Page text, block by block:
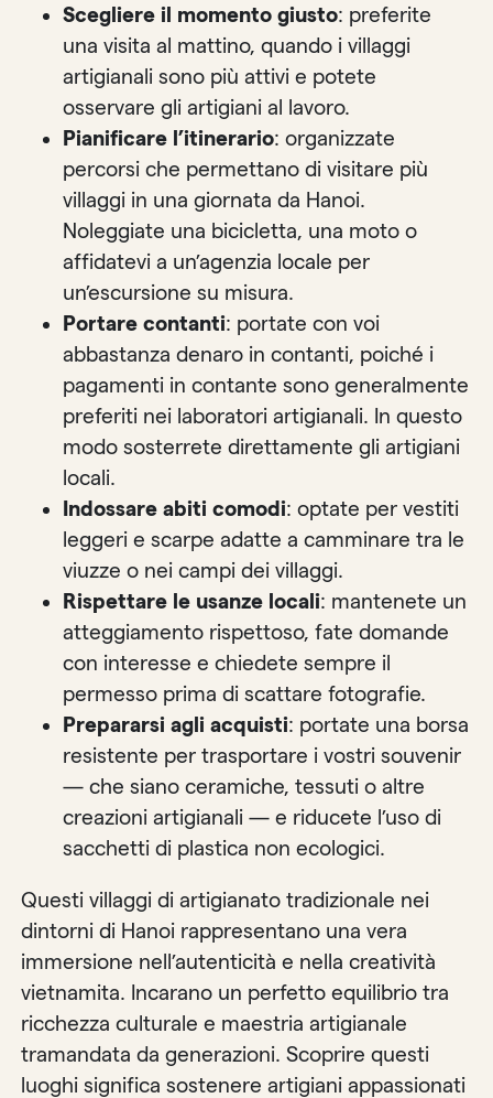
Scegliere il momento giusto: preferite
una visita al mattino, quando i villaggi
artigianali sono più attivi e potete
osservare gli artigiani al lavoro.
Pianificare l’itinerario: organizzate
percorsi che permettano di visitare più
villaggi in una giornata da Hanoi.
Noleggiate una bicicletta, una moto o
affidatevi a un’agenzia locale per
un’escursione su misura.
Portare contanti: portate con voi
abbastanza denaro in contanti, poiché i
pagamenti in contante sono generalmente
preferiti nei laboratori artigianali. In questo
modo sosterrete direttamente gli artigiani
locali.
Indossare abiti comodi: optate per vestiti
leggeri e scarpe adatte a camminare tra le
viuzze o nei campi dei villaggi.
Rispettare le usanze locali: mantenete un
atteggiamento rispettoso, fate domande
con interesse e chiedete sempre il
permesso prima di scattare fotografie.
Prepararsi agli acquisti: portate una borsa
resistente per trasportare i vostri souvenir
— che siano ceramiche, tessuti o altre
creazioni artigianali — e riducete l’uso di
sacchetti di plastica non ecologici.
Questi villaggi di artigianato tradizionale nei
dintorni di Hanoi rappresentano una vera
immersione nell’autenticità e nella creatività
vietnamita. Incarano un perfetto equilibrio tra
ricchezza culturale e maestria artigianale
tramandata da generazioni. Scoprire questi
luoghi significa sostenere artigiani appassionati